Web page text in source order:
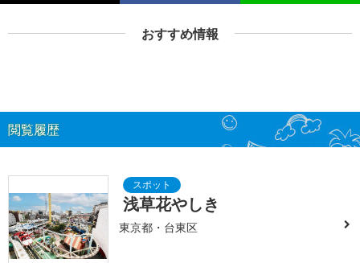
おすすめ情報
閲覧履歴
浅草花やしき
東京都・台東区